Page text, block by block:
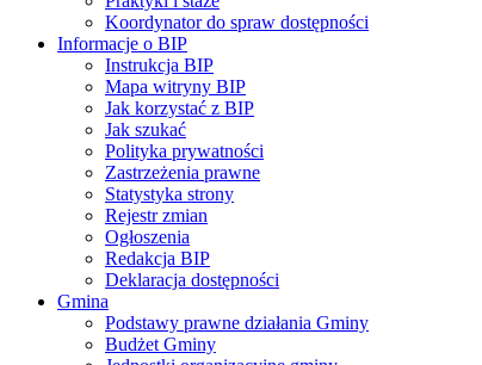
Koordynator do spraw dostępności
Informacje o BIP
Instrukcja BIP
Mapa witryny BIP
Jak korzystać z BIP
Jak szukać
Polityka prywatności
Zastrzeżenia prawne
Statystyka strony
Rejestr zmian
Ogłoszenia
Redakcja BIP
Deklaracja dostępności
Gmina
Podstawy prawne działania Gminy
Budżet Gminy